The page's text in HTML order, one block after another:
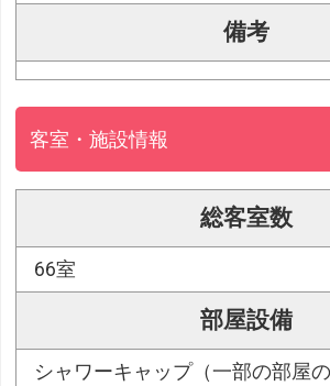
備考
客室・施設情報
総客室数
66室
部屋設備
シャワーキャップ（一部の部屋